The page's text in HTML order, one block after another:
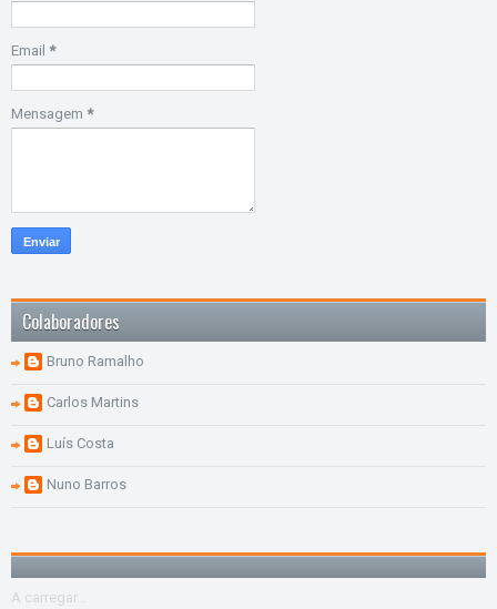
Email *
Mensagem *
Colaboradores
Bruno Ramalho
Carlos Martins
Luís Costa
Nuno Barros
A carregar...